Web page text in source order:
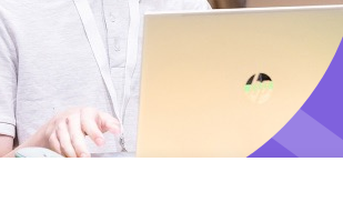
беспилотных авиационных систем